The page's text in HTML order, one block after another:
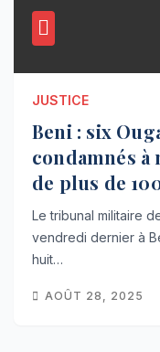
JUSTICE
Beni : six
condamnés
de plus de
Le tribunal militaire
vendredi dernier à
huit…
AOÛT 28, 2025